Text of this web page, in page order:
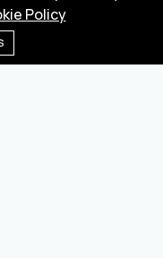
selling goods
Policy